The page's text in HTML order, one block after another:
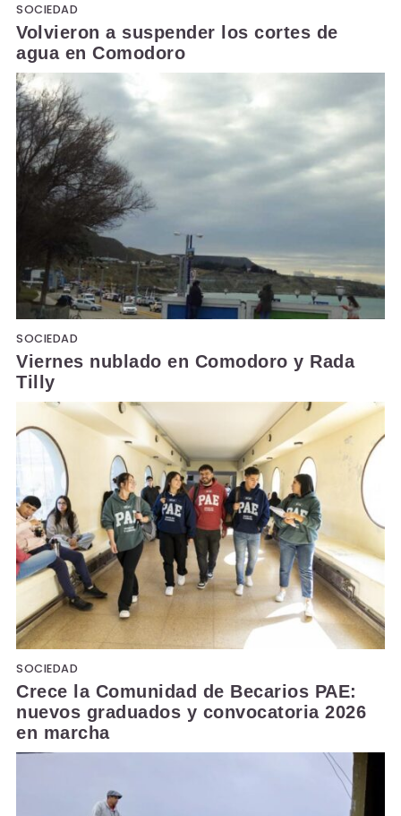
SOCIEDAD
Volvieron a suspender los cortes de
agua en Comodoro
SOCIEDAD
Viernes nublado en Comodoro y Rada
Tilly
SOCIEDAD
Crece la Comunidad de Becarios PAE:
nuevos graduados y convocatoria 2026
en marcha